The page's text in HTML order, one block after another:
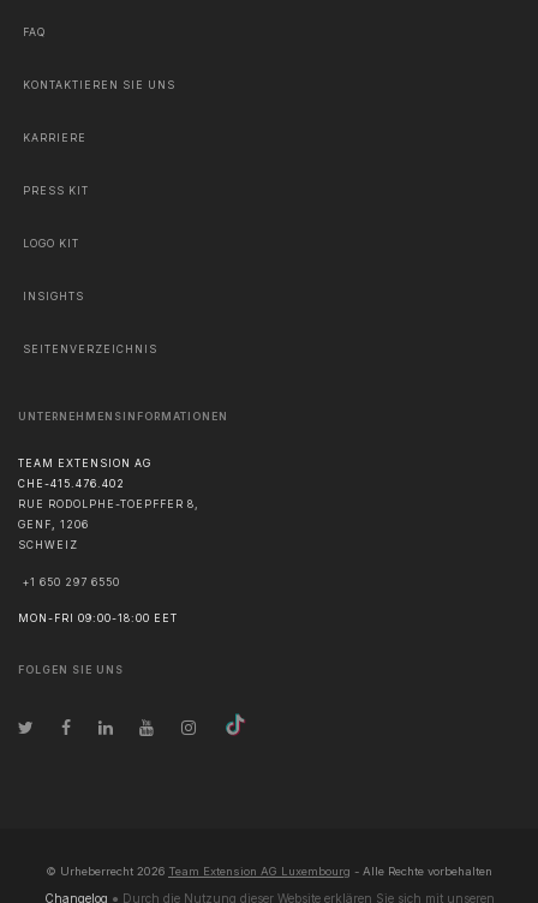
FAQ
KONTAKTIEREN SIE UNS
KARRIERE
PRESS KIT
LOGO KIT
INSIGHTS
SEITENVERZEICHNIS
UNTERNEHMENSINFORMATIONEN
TEAM EXTENSION AG
CHE-415.476.402
RUE RODOLPHE-TOEPFFER 8,
GENF, 1206
SCHWEIZ
+1 650 297 6550
MON-FRI 09:00-18:00 EET
FOLGEN SIE UNS
© Urheberrecht 2026 Team Extension AG Luxembourg - Alle Rechte vorbehalten
Changelog ● Durch die Nutzung dieser Website erklären Sie sich mit unseren